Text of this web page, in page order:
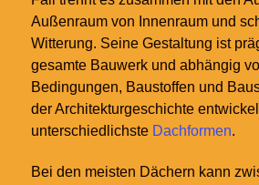
Außenraum von Innenraum und
Witterung. Seine Gestaltung ist
gesamte Bauwerk und abhängig
Bedingungen, Baustoffen und
der Architekturgeschichte
unterschiedlichste Dachformen.
Bei den meisten Dächern kann